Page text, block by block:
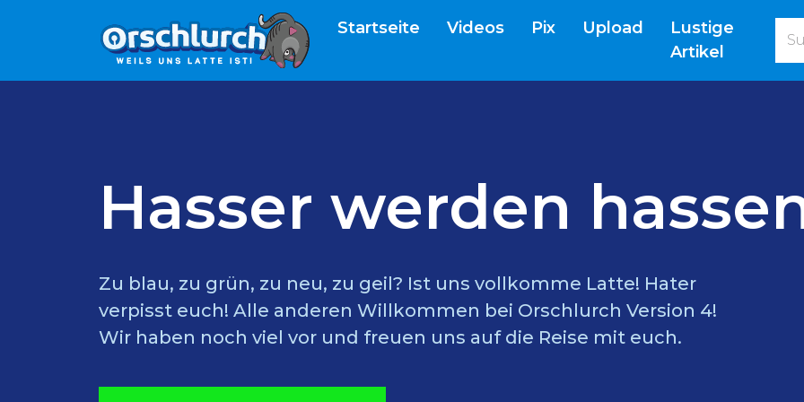
Startseite (current)
Videos Pix Upload
Lustige
Artikel
Hasser werden
Zu blau, zu grün, zu neu, zu geil? Ist uns vollkomme Latte! Hater
verpisst euch! Alle anderen Willkommen bei Orschlurch Version 4!
Wir haben noch viel vor und freuen uns auf die Reise mit euch.